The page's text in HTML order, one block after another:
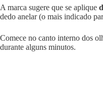
A marca sugere que se aplique
dedo anelar (o mais indicado
Comece no canto interno dos
durante alguns minutos.